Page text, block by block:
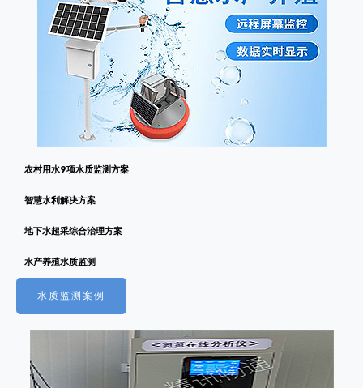
农村用水9项水质监测方案
智慧水利解决方案
地下水超采综合治理方案
水产养殖水质监测
水质监测案例